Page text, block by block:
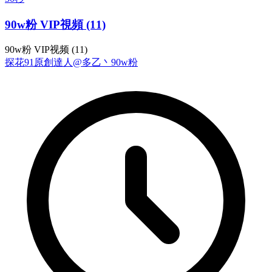
90w粉 VIP視頻 (11)
90w粉 VIP视频 (11)
探花91原創達人@多乙丶 90w粉